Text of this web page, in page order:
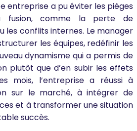
entreprise a pu éviter les pièges
fusion, comme la perte de
les conflits internes. Le manager
les équipes, redéfinir les
dynamisme qui a permis de
plutôt que d’en subir les effets
mois, l’entreprise a réussi à
sur le marché, à intégrer de
et à transformer une situation
succès.